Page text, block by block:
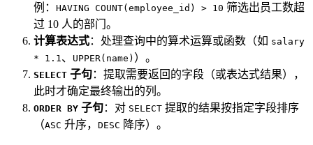
例： HAVING COUNT(employee_id) > 10 筛选出员工数超
过 10 人的部门。
计算表达式：处理查询中的算术运算或函数（如 salary
* 1.1 、 UPPER(name) ）。
SELECT 子句：提取需要返回的字段（或表达式结果），
此时才确定最终输出的列。
ORDER BY 子句：对 SELECT 提取的结果按指定字段排序
（ASC 升序， DESC 降序）。